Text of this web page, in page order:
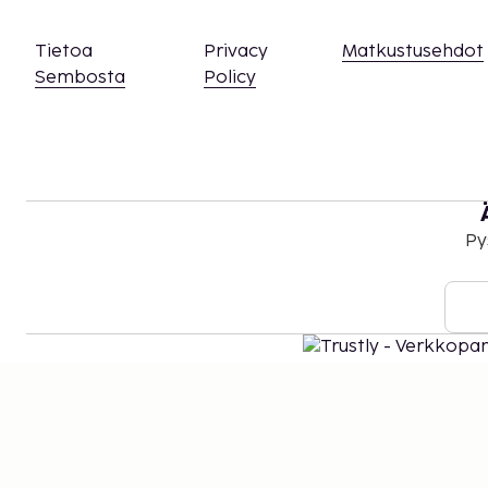
Tietoa
Sembosta
Privacy
Policy
Matkustusehdot